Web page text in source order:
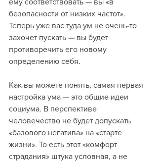
безопасности от низких частот».
Теперь уже вас туда ум не очень-то
захочет пускать — вы будет
противоречить его новому
определению себя.
Как вы можете понять, самая первая
настройка ума — это общие идеи
социума. В перспективе
человечество не будет допускать
«базового негатива» на «старте
жизни». То есть этот «комфорт
страдания» штука условная, а не